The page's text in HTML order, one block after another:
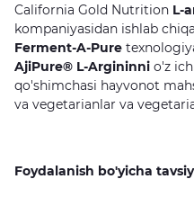
California Gold Nutrition L-
kompaniyasidan ishlab
Ferment-A-Pure
AjiPure® L-Argininni o'z
qo'shimchasi hayvonot
va vegetarianlar va
Foydalanish bo'yicha